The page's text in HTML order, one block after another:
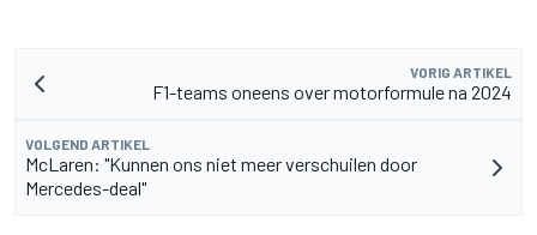
VORIG ARTIKEL
F1-teams oneens over motorformule na 2024
VOLGEND ARTIKEL
McLaren: "Kunnen ons niet meer verschuilen door
Mercedes-deal"